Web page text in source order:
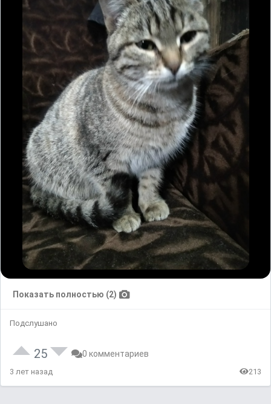
Показать полностью (2)
Подслушано
25 0 комментариев
3 лет назад 213